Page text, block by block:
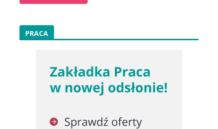
PRACA